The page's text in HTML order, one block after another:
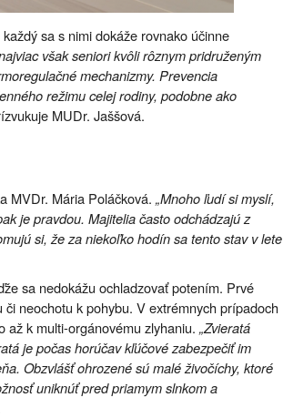
sa s nimi dokáže rovnako účinne
však seniori kvôli rôznym pridruženým
mechanizmy. Prevencia
režimu celej rodiny, podobne ako
MUDr. Jaššová.
MVDr. Mária Poláčková. „Mnoho ľudí si myslí,
je pravdou. Majitelia často odchádzajú z
si, že za niekoľko hodín sa tento stav v lete
sa nedokážu ochladzovať potením. Prvé
neochotu k pohybu. V extrémnych prípadoch
až k multi-orgánovému zlyhaniu. „Zvieratá
je počas horúčav kľúčové zabezpečiť im
Obzvlášť ohrozené sú malé živočíchy, ktoré
uniknúť pred priamym slnkom a